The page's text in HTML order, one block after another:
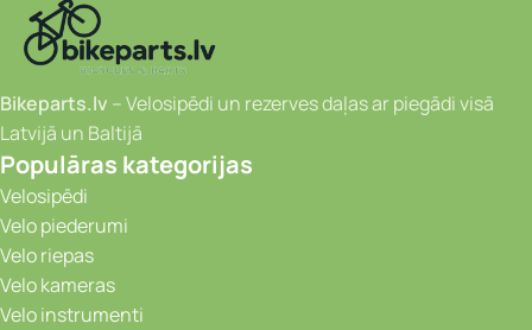
Bikeparts.lv – Velosipēdi un rezerves daļas ar piegādi visā
Latvijā un Baltijā
Populāras kategorijas
Velosipēdi
Velo piederumi
Velo riepas
Velo kameras
Velo instrumenti